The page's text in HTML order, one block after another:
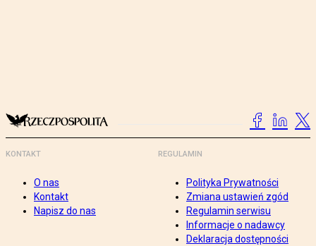
KONTAKT
O nas
Kontakt
Napisz do nas
REGULAMIN
Polityka Prywatności
Zmiana ustawień zgód
Regulamin serwisu
Informacje o nadawcy
Deklaracja dostępności